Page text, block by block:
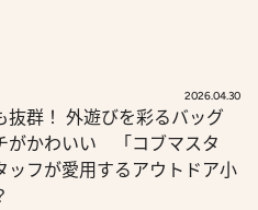
2026.04.30
抜群！ 外遊びを彩るバッグ
がかわいい 「コブマスタ
ッフが愛用するアウトドア小